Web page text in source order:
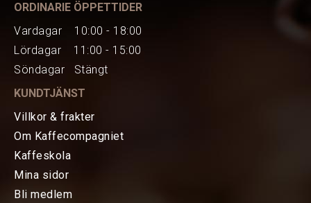
HEM
ORDINARIE ÖPPETTIDER
Vardagar 10:00 - 18:00
Lördagar 11:00 - 15:00
Söndagar Stängt
KUNDTJÄNST
Villkor & frakter
Om Kaffecompagniet
Kaffeskola
Mina sidor
Bli medlem